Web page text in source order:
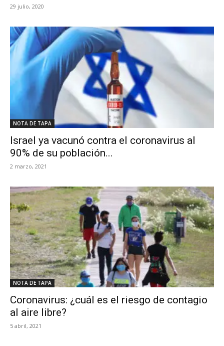
29 julio, 2020
NOTA DE TAPA
Israel ya vacunó contra el coronavirus al
90% de su población...
2 marzo, 2021
NOTA DE TAPA
Coronavirus: ¿cuál es el riesgo de contagio
al aire libre?
5 abril, 2021